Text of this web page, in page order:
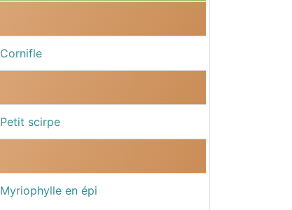
Cornifle
Petit scirpe
Myriophylle en épi